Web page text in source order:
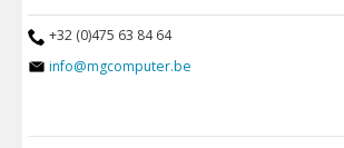
+32 (0)475 63 84 64
info@mgcomputer.be